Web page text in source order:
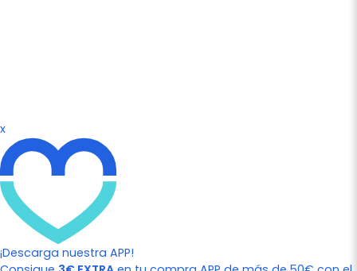
x
¡Descarga nuestra APP!